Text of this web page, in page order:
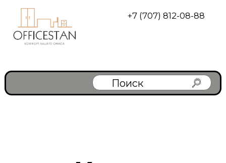
+7 (707) 812-08-88